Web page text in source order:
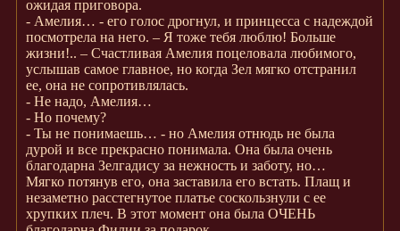
ожидая приговора.
- Амелия… - его голос дрогнул, и принцесса с надеждой
посмотрела на него. – Я тоже тебя люблю! Больше
жизни!.. – Счастливая Амелия поцеловала любимого,
услышав самое главное, но когда Зел мягко отстранил
ее, она не сопротивлялась.
- Не надо, Амелия…
- Но почему?
- Ты не понимаешь… - но Амелия отнюдь не была
дурой и все прекрасно понимала. Она была очень
благодарна Зелгадису за нежность и заботу, но…
Мягко потянув его, она заставила его встать. Плащ и
незаметно расстегнутое платье соскользнули с ее
хрупких плеч. В этот момент она была ОЧЕНЬ